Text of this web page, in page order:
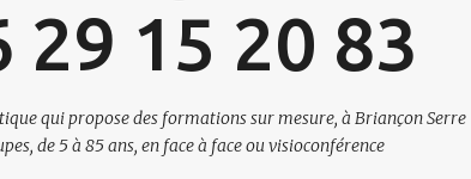
29 15 20 83
qui propose des formations sur mesure, à Briançon Serre
de 5 à 85 ans, en face à face ou visioconférence